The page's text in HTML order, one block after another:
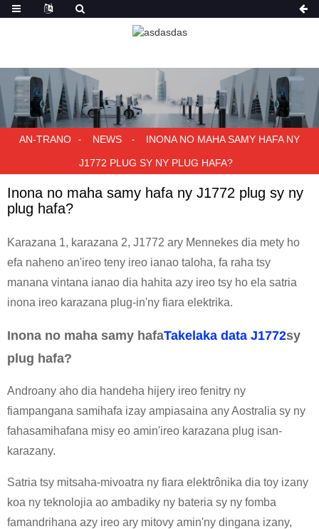
AN-TRANO NEWS INONA NO MAHA SAMY HAFA NY
J1772 PLUG SY NY PLUG HAFA?
Inona no maha samy hafa ny J1772 plug sy ny
plug hafa?
Karazana 1, karazana 2, J1772 ary Mennekes dia mety ho
efa naheno an'ireo teny ireo ianao taloha, fa raha tsy
manana vintana ianao dia hahita azy ireo tsy ho ela satria
inona ireo karazana plug-in'ny fiara elektrika.
Inona no maha samy hafaTakelaka data J1772sy
plug hafa?
Androany aho dia handeha hijery ireo fenitry ny
fiampangana samihafa izay ampiasaina any Aostralia sy ny
fahasamihafana misy eo amin'ireo karazana plug isan-
karazany.
Satria tsy mitsaha-mivoatra ny fiara elektrônika dia toy izany
koa ny teknolojia ao ambadiky ny bateria sy ny fomba
famandrihana azy ireo ary mitovy amin'ny dingana izany,